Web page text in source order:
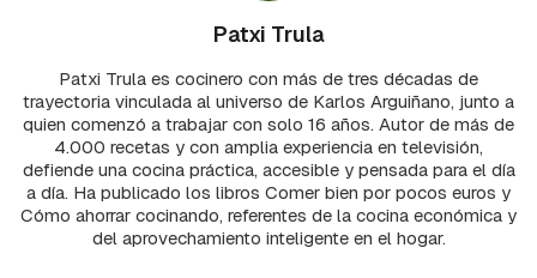
Patxi Trula
Patxi Trula es cocinero con más de tres décadas de
trayectoria vinculada al universo de Karlos Arguiñano, junto a
quien comenzó a trabajar con solo 16 años. Autor de más de
4.000 recetas y con amplia experiencia en televisión,
defiende una cocina práctica, accesible y pensada para el día
a día. Ha publicado los libros Comer bien por pocos euros y
Cómo ahorrar cocinando, referentes de la cocina económica y
del aprovechamiento inteligente en el hogar.